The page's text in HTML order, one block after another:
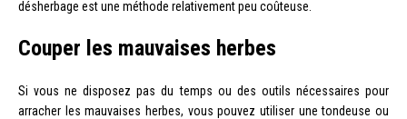
désherbage est une méthode relativement peu coûteuse.
Couper les mauvaises herbes
Si vous ne disposez pas du temps ou des outils nécessaires pour
arracher les mauvaises herbes, vous pouvez utiliser une tondeuse ou